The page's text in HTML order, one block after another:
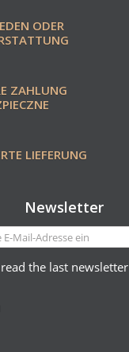
ODER
ZAHLUNG
LIEFERUNG
Newsletter
read the last newsletter